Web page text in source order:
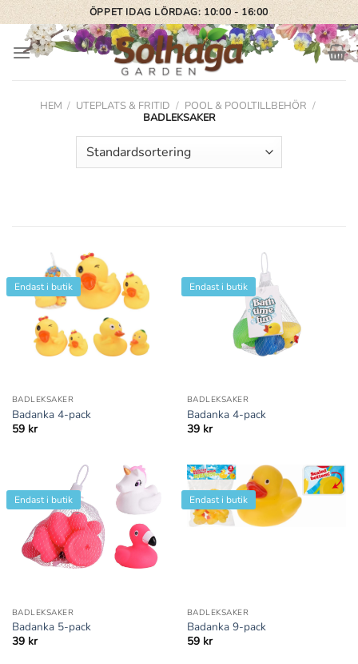
Skip
to
content
ÖPPET IDAG LÖRDAG: 10:00 - 16:00
HEM / UTEPLATS & FRITID / POOL & POOLTILLBEHÖR /
BADLEKSAKER
Endast i butik
BADLEKSAKER
Badanka 4-pack
59 kr
Endast i butik
BADLEKSAKER
Badanka 4-pack
39 kr
Endast i butik
BADLEKSAKER
Badanka 5-pack
39 kr
Endast i butik
BADLEKSAKER
Badanka 9-pack
59 kr